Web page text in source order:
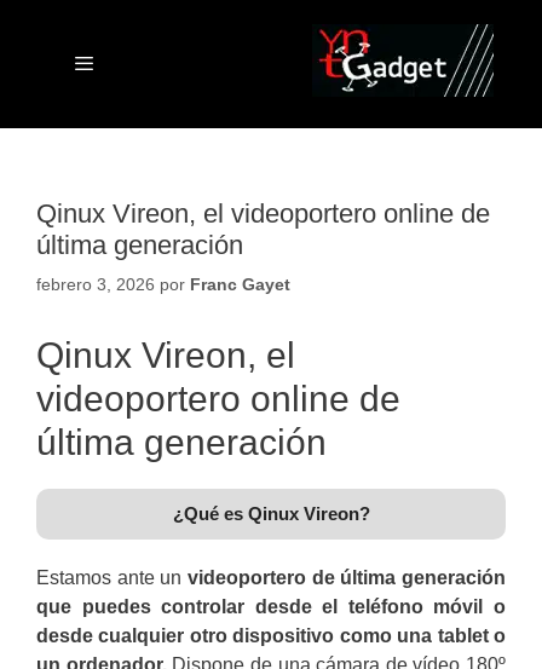
contenido
Menú
Qinux Vireon, el videoportero online de
última generación
febrero 3, 2026 por Franc Gayet
Qinux Vireon, el
videoportero online de
última generación
¿Qué es Qinux Vireon?
Estamos ante un videoportero de última generación
que puedes controlar desde el teléfono móvil o
desde cualquier otro dispositivo como una tablet o
un ordenador.Dispone de una cámara de vídeo 180º